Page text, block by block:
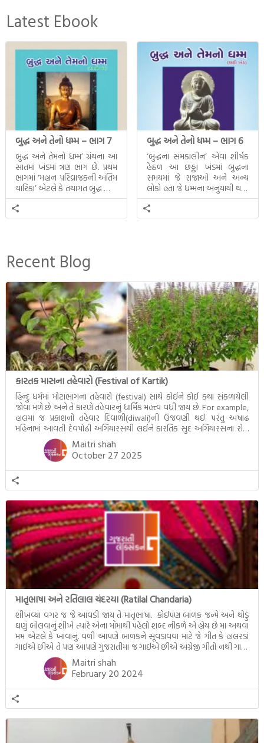
Latest Ebook
બુદ્ધ અને તેનો ધમ્મ – ભાગ 7
બુદ્ધ અને તેમનો ધમ્મ’ ગ્રંથના આ
સાતમાં ખંડમાં ત્રણ ભાગ છે. પ્રથમ
ભાગમાં ‘મહાન પરિવ્રાજકની અંતિમ
ચારિકા’ એટલે કે તથાગત બુદ્ધ સાથે
સતત પરિભ્રમણ કરતા સહચારીઓ
સાથે ફરી એકવારની
મુલાકાત, બીજા ભાગમાં તથાગતે
ઉત્તરાધિકારી તરીકે સ્થાપે છે તે
દૃશ્યો અંકિત થયાં છે. ટૂંકમાં બુદ્ધનાં
જીવનના અંતિમ દિવસોની યાત્રાનો
પરિપાક જોવા મળે […]
બુદ્ધ અને તેનો ધમ્મ – ભાગ 6
‘બુદ્ધના સમકાલીન’ એવા શીર્ષક
હેઠળ આ છઠ્ઠા ખંડમાં બુદ્ધના
સમયમાં જે રાજાઓ અને અન્ય
લોકો હતા જે ધમ્મના અનુયાયી થયા.
તેમનો અને બુદ્ધ વચ્ચે થયેલો
સત્સંગ વીશે જાણકારી મળે છે.
Recent Blog
કારતક માસના તહેવારો (Festival of Kartik)
હિન્દુ ધર્મમાં મોટાભાગના તહેવારો (festival) સાથે કોઈને કોઈ કથા સંકળાયેલી
જોવા મળે છે અને તે કારણે તહેવારનું ધાર્મિક મહત્ત્વ વધી જાય છે. For example,
હાલમાં જ પ્રકાશનો તહેવાર દિવાળી(diwali)ની ઉજવણી થઈ. પરંતુ અષાઢ
મહિનામાં આવતી દેવપોઢી અગિયારસથી લઈને કારતિક સુદ અગિયારસના રોજ
આવતી દેવ ઊઠી અગિયારસ વચ્ચે મોટેભાગે યજ્ઞોપવીત સંસ્કાર, લગ્ન,
દીક્ષાગ્રહણ, યજ્ઞ, ગૃહપ્રવેશ જેવા […]
Maitri shah
October 27 2025
માતૃભાષા અને રતિલાલ ચંદરયા (Ratilal Chandaria)
શીખવ્યા વગર જ જે આવડી જાય તે માતૃભાષા. કોઈપણ બાળક જન્મે અને થોડું
ઘણું બોલવાનું શીખે ત્યારે એના મોંમાથી પહેલો શબ્દ નીકળે એ હોય છે મા અથવા
મમ એટલે કે ખાવાનું. વળી આપણે બાળકને સૂવડાવવા માટે જે ગીત કે હાલરડાં
ગાઈએ છીએ તે પણ આપણે ગુજરાતીમાં જ ગાઈએ છીએ અંગ્રેજી ગીતો નથી ગાતા.
આમ બાળકને […]
Maitri shah
February 20 2024